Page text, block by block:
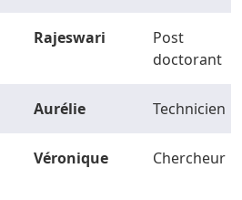
Rajeswari
Post
doctorant
Aurélie Technicien
Véronique Chercheur